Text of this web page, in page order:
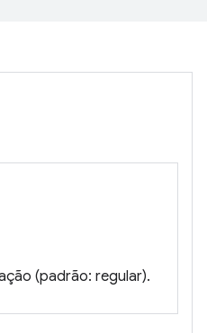
(padrão: regular).